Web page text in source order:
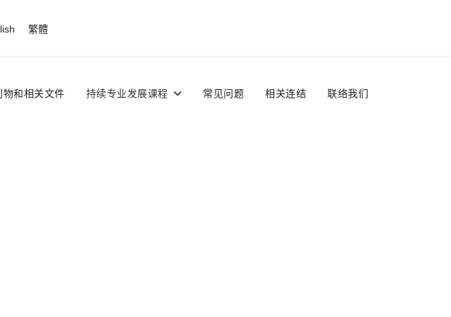
你的语音
繁體
物和相关文件 持续专业发展课程 常见问题 相关连结 联络我们